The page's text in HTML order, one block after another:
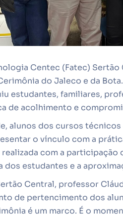
Centec (Fatec)
do Jaleco e da
estudantes, familiares,
de acolhimento e
alunos dos cursos
o vínculo com a
com a
estudantes e a
Central, professor
de pertencimento dos
é um marco. É o